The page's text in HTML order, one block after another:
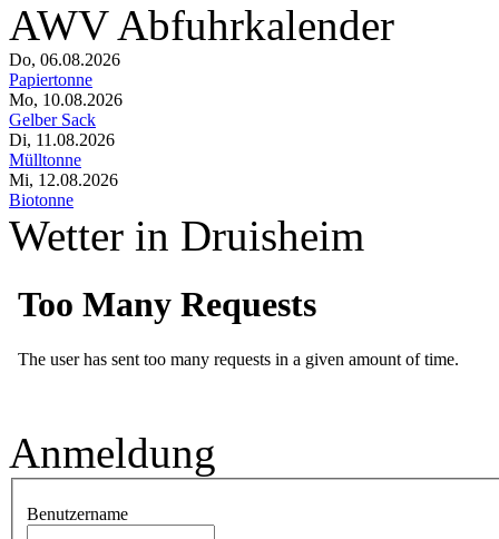
AWV Abfuhrkalender
Do, 06.08.2026
Papiertonne
Mo, 10.08.2026
Gelber Sack
Di, 11.08.2026
Mülltonne
Mi, 12.08.2026
Biotonne
Wetter in Druisheim
Anmeldung
Benutzername